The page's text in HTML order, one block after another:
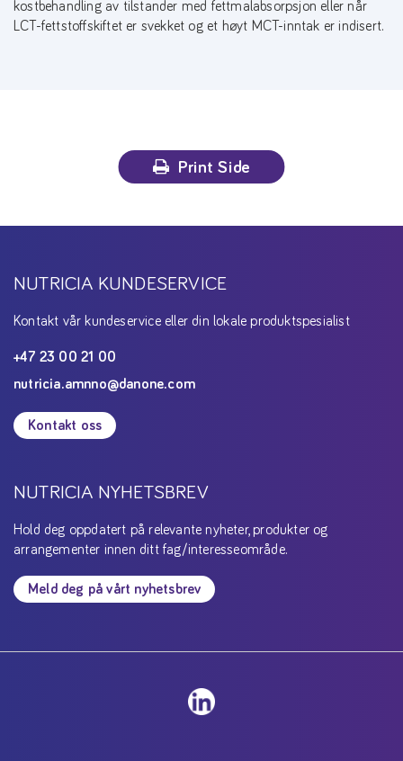
kostbehandling av tilstander med fettmalabsorpsjon eller når
LCT-fettstoffskiftet er svekket og et høyt MCT-inntak er indisert.
Print Side
NUTRICIA KUNDESERVICE
Kontakt vår kundeservice eller din lokale produktspesialist
+47 23 00 21 00
nutricia.amnno@danone.com
Kontakt oss
NUTRICIA NYHETSBREV
Hold deg oppdatert på relevante nyheter, produkter og
arrangementer innen ditt fag/interesseområde.
Meld deg på vårt nyhetsbrev